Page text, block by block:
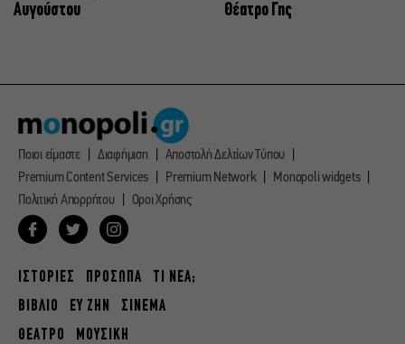
Αυγούστου
Θέατρο Γης
Ποιοι είμαστε Διαφήμιση
Αποστολή Δελτίων Τύπου
Premium Content Services
Premium Network
Monopoli widgets
Πολιτική Απορρήτου
Οροι Χρήσης
ΙΣΤΟΡΙΕΣ ΠΡΟΣΩΠΑ
ΤΙ ΝΕΑ;
ΒΙΒΛΙΟ
ΕΥ ΖΗΝ
ΣΙΝΕΜΑ
ΘΕΑΤΡΟ
ΜΟΥΣΙΚΗ